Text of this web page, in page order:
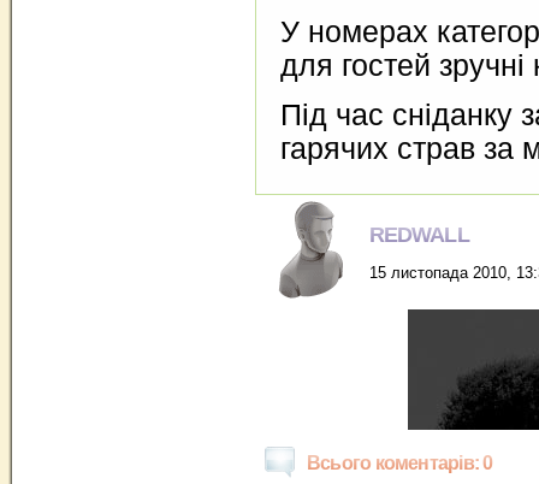
У номерах
для гостей зручні
Під час
гарячих страв за
REDWALL
15 листопада 2010,
Всього коментарів: 0